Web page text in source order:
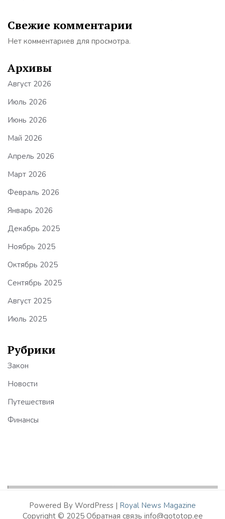
Свежие комментарии
Нет комментариев для просмотра.
Архивы
Август 2026
Июль 2026
Июнь 2026
Май 2026
Апрель 2026
Март 2026
Февраль 2026
Январь 2026
Декабрь 2025
Ноябрь 2025
Октябрь 2025
Сентябрь 2025
Август 2025
Июль 2025
Рубрики
Закон
Новости
Путешествия
Финансы
Powered By WordPress | Royal News Magazine
Copyright © 2025 Обратная связь info@gototop.ee